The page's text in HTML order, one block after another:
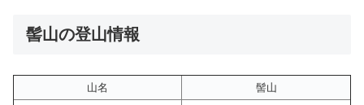
髻山の登山情報
山名
髻山